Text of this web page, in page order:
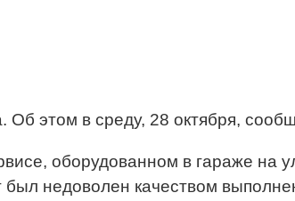
Об этом в среду, 28 октября,
оборудованном в гараже на
недоволен качеством